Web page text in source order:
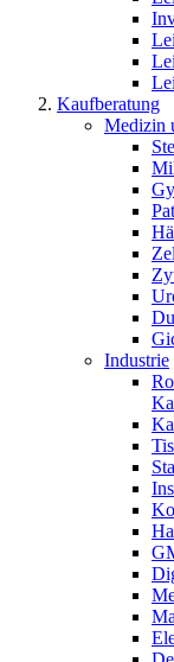
Kaufberatung
Medizin
Industrie